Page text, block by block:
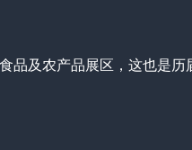
品及农产品展区，这也是